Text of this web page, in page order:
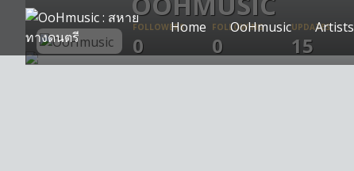
Home OoHmusic Artists
FOLLOWERS
0
FOLLOWING
0
UPDATES
15